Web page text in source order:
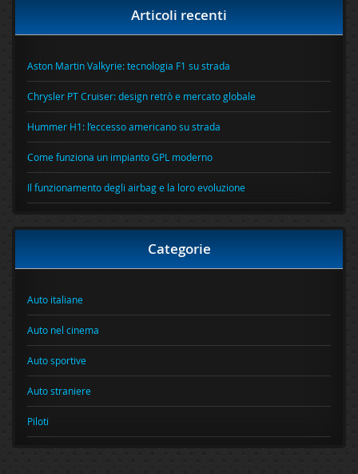
Articoli recenti
Aston Martin Valkyrie: tecnologia F1 su strada
Chrysler PT Cruiser: design retrò e mercato globale
Hummer H1: l’eccesso americano su strada
Come funziona un impianto GPL moderno
Il funzionamento degli airbag e la loro evoluzione
Categorie
Auto italiane
Auto nel cinema
Auto sportive
Auto straniere
Piloti